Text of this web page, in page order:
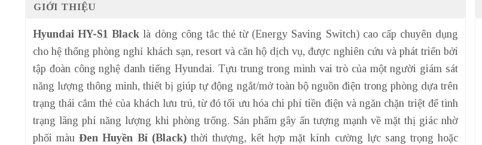
GIỚI THIỆU
Hyundai HY-S1 Black là dòng công tắc thẻ từ (Energy Saving Switch) cao cấp chuyên dụng
cho hệ thống phòng nghỉ khách sạn, resort và căn hộ dịch vụ, được nghiên cứu và phát triển bởi
tập đoàn công nghệ danh tiếng Hyundai. Tựu trung trong mình vai trò của một người giám sát
năng lượng thông minh, thiết bị giúp tự động ngắt/mở toàn bộ nguồn điện trong phòng dựa trên
trạng thái cắm thẻ của khách lưu trú, từ đó tối ưu hóa chi phí tiền điện và ngăn chặn triệt để tình
trạng lãng phí năng lượng khi phòng trống. Sản phẩm gây ấn tượng mạnh về mặt thị giác nhờ
phối màuĐen Huyền Bí (Black)thời thượng, kết hợp mặt kính cường lực sang trọng hoặc